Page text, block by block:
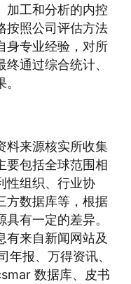
加工和分析的内控
按照公司评估方法
身专业经验，对所
通过综合统计、
料来源核实所收集
要包括全球范围相
性组织、行业协
方数据库等，根据
有一定的差异。
有来自新闻网站及
年报、万得资讯、
数据库、皮书